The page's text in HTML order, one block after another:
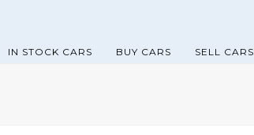
IN STOCK CARS BUY CARS SELL CARS